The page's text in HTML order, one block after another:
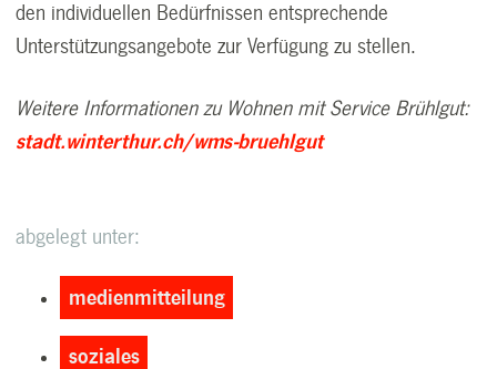
den individuellen Bedürfnissen entsprechende
Unterstützungsangebote zur Verfügung zu stellen.
Weitere Informationen zu Wohnen mit Service Brühlgut:
stadt.winterthur.ch/wms-bruehlgut
abgelegt unter:
medienmitteilung
soziales